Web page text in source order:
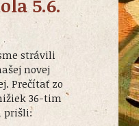
5.6.
strávili
novej
Prečítať zo
36-tim
prišli: